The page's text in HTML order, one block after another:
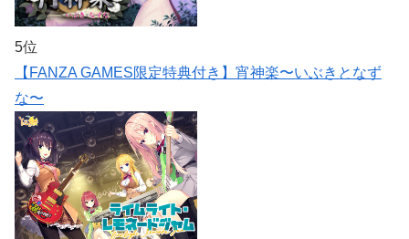
5位
【FANZA GAMES限定特典付き】宵神楽〜いぶきとなず
な〜